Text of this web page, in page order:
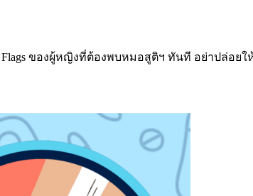
ของผู้หญิงที่ต้องพบหมอสูติฯ ทันที อย่าปล่อยให้